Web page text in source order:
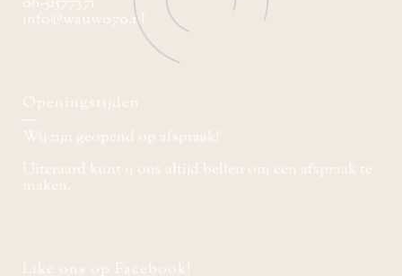
info@wauw070.nl
Openingstijden
Wij zijn geopend op afspraak!
Uiteraard kunt u ons altijd bellen om een afspraak te
maken.
Like ons op Facebook!